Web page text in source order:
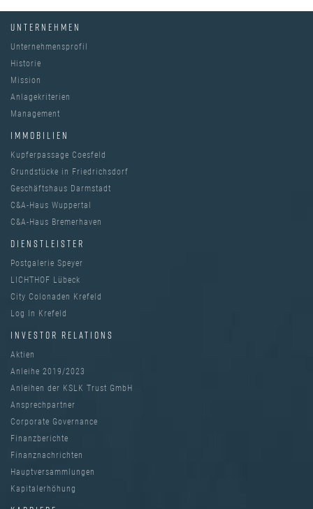
UNTERNEHMEN
Unternehmensprofil
Historie
Mission
Anlagekriterien
Management
IMMOBILIEN
Kupferpassage Coesfeld
Grundstücke in Friedrichsdorf
Geschäftshaus Darmstadt
C&A-Haus Wuppertal
C&A-Haus Bremerhaven
DIENSTLEISTER
Postgalerie Speyer
LICHTHOF Lübeck
City Colonaden Krefeld
Log In Krefeld
INVESTOR RELATIONS
Aktien
Anleihe 2019/2023
Anleihen der KSLK Trust GmbH
Ansprechpartner
Corporate Governance
Finanzberichte
Finanznachrichten
Hauptversammlungen
Kapitalerhöhung